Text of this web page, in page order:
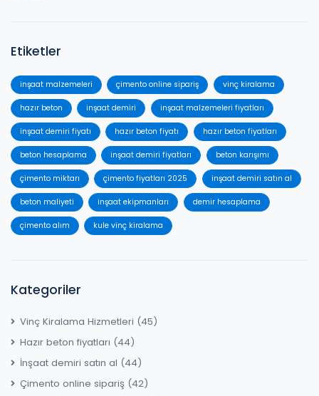
Etiketler
inşaat malzemeleri çimento online sipariş vinç kiralama
hazır beton inşaat demiri inşaat malzemeleri fiyatları
inşaat demiri fiyatı hazır beton fiyatı hazır beton fiyatları
beton hesaplama inşaat demiri fiyatları beton karışımı
çimento miktarı çimento fiyatları 2025 inşaat demiri satın al
beton maliyeti inşaat ekipmanları demir hesaplama
çimento alım kule vinç kiralama
Kategoriler
Vinç Kiralama Hizmetleri (45)
Hazır beton fiyatları (44)
İnşaat demiri satın al (44)
Çimento online sipariş (42)